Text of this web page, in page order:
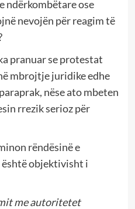
ndërkombëtare ose
nevojën për reagim të
pranuar se protestat
mbrojtje juridike edhe
nëse ato mbeten
rrezik serioz për
rëndësinë e
objektivisht i
me autoritetet